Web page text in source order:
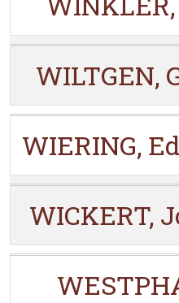
WILTGEN,
WIERING,
WICKERT,